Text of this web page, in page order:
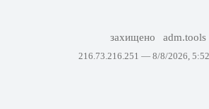
захищено adm.tools
216.73.216.251 — 8/8/2026,